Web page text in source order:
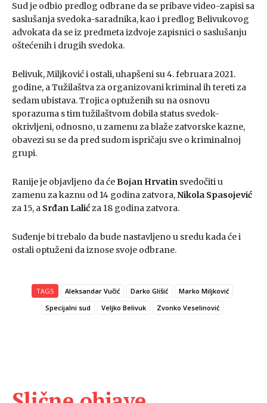
Sud je odbio predlog odbrane da se pribave video-zapisi sa
saslušanja svedoka-saradnika, kao i predlog Belivukovog
advokata da se iz predmeta izdvoje zapisnici o saslušanju
oštećenih i drugih svedoka.
Belivuk, Miljković i ostali, uhapšeni su 4. februara 2021.
godine, a Tužilaštva za organizovani kriminal ih tereti za
sedam ubistava. Trojica optuženih su na osnovu
sporazuma s tim tužilaštvom dobila status svedok-
okrivljeni, odnosno, u zamenu za blaže zatvorske kazne,
obavezi su se da pred sudom ispričaju sve o kriminalnoj
grupi.
Ranije je objavljeno da ćeBojan Hrvatin svedočiti u
zamenu za kaznu od 14 godina zatvora,Nikola Spasojević
za 15, a Srđan Lalićza 18 godina zatvora.
Suđenje bi trebalo da bude nastavljeno u sredu kada će i
ostali optuženi da iznose svoje odbrane.
TAGS Aleksandar Vučić Darko Glišić
Marko Miljković
Specijalni sud
Veljko Belivuk Zvonko Veselinović